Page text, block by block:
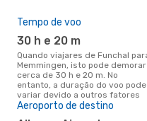
Tempo de voo
30 h e 20 m
Quando viajares de Funchal para
Memmingen, isto pode demorar
cerca de 30 h e 20 m. No
entanto, a duração do voo pode
variar devido a outros fatores
Aeroporto de destino